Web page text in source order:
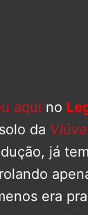
aqui no
da
já
era